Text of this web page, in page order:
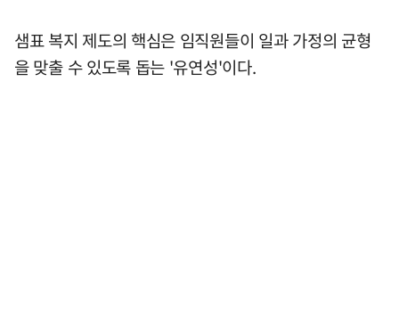
샘표 복지 제도의 핵심은 임직원들이 일과 가정의 균형
을 맞출 수 있도록 돕는 '유연성'이다.